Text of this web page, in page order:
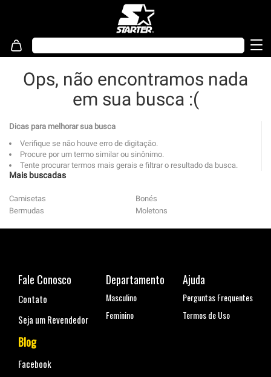
Ops, não encontramos nada
em sua busca :(
Dicas para melhorar sua busca
Verifique se não houve erro de digitação.
Procure por um termo similar ou sinônimo.
Tente procurar termos mais gerais e filtrar o resultado da busca.
Mais buscadas
Camisetas
Bonés
Bermudas
Moletons
Fale Conosco
Contato
Seja um Revendedor
Blog
Facebook
Departamento
Masculino
Feminino
Ajuda
Perguntas Frequentes
Termos de Uso